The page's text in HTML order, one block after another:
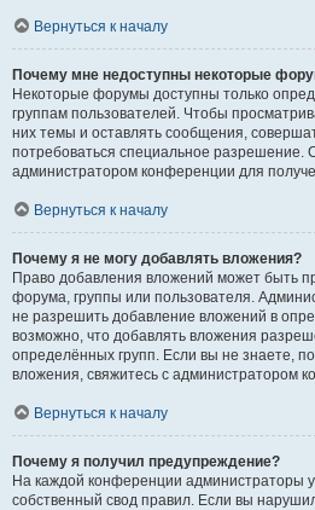
Вернуться к началу
Почему мне недоступны некоторые
Некоторые форумы доступны только
группам пользователей. Чтобы
них темы и оставлять сообщения,
потребоваться специальное разрешение.
администратором конференции для
Вернуться к началу
Почему я не могу добавлять вложения?
Право добавления вложений может быть
форума, группы или пользователя.
не разрешить добавление вложений в
возможно, что добавлять вложения
определённых групп. Если вы не знаете,
вложения, свяжитесь с администратором
Вернуться к началу
Почему я получил предупреждение?
На каждой конференции администраторы
собственный свод правил. Если вы